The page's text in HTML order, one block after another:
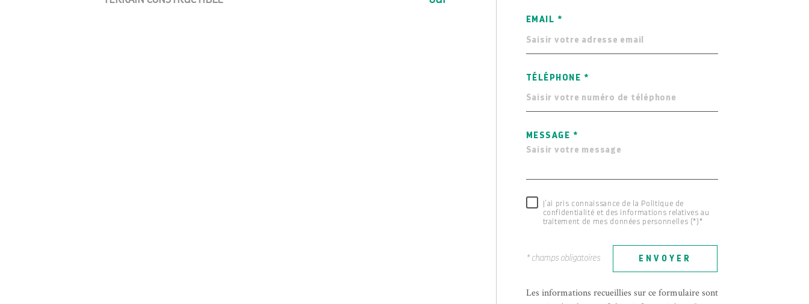
EMAIL *
TÉLÉPHONE *
MESSAGE *
J'ai pris connaissance de la Politique de
confidentialité et des informations relatives au
traitement de mes données personnelles (*)*
* champs obligatoires ENVOYER
Les informations recueillies sur ce formulaire sont